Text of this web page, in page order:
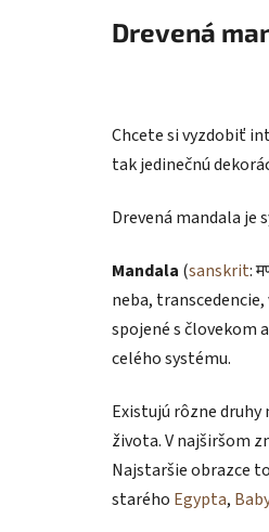
Drevená
Chcete si vyzdobiť
tak jedinečnú
Drevená mandala je
Mandala (sanskrit:
neba,
spojené s človekom
celého systému.
Existujú rôzne
života. V najširšom
Najstaršie obrazce
starého Egypta,